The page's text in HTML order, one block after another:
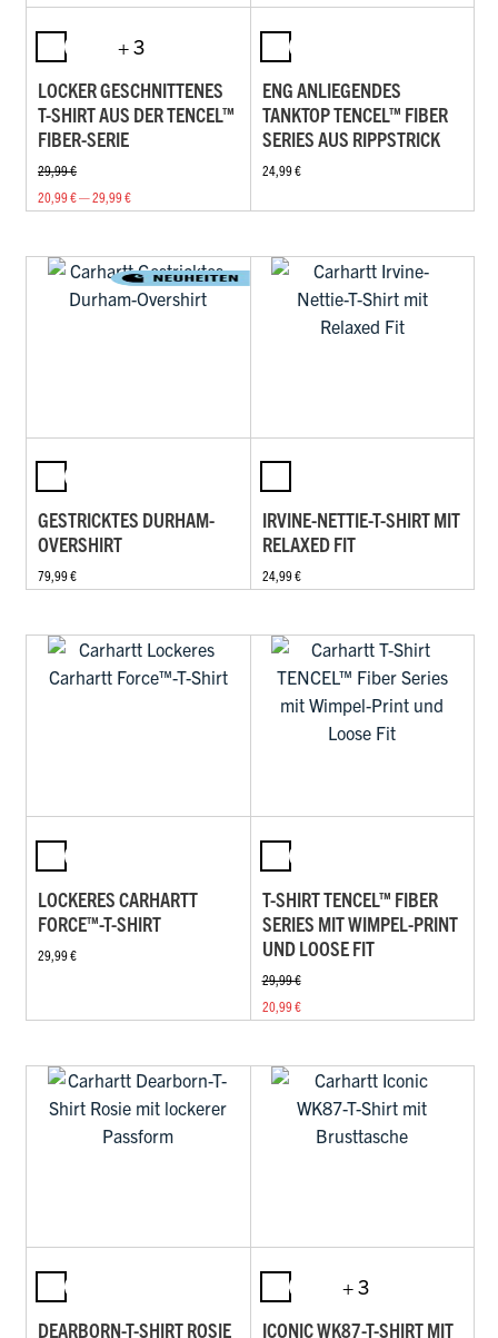
+ 3
LOCKER GESCHNITTENES
T-SHIRT AUS DER TENCEL™
FIBER-SERIE
29,99 €
20,99 € — 29,99 €
ENG ANLIEGENDES
TANKTOP TENCEL™ FIBER
SERIES AUS RIPPSTRICK
24,99 €
GESTRICKTES DURHAM-
OVERSHIRT
79,99 €
IRVINE-NETTIE-T-SHIRT MIT
RELAXED FIT
24,99 €
LOCKERES CARHARTT
FORCE™-T-SHIRT
29,99 €
T-SHIRT TENCEL™ FIBER
SERIES MIT WIMPEL-PRINT
UND LOOSE FIT
29,99 €
20,99 €
DEARBORN-T-SHIRT ROSIE
+ 3
ICONIC WK87-T-SHIRT MIT